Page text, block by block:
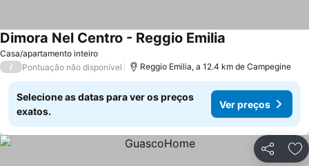
Casa/apartamento inteiro
Dimora Nel Centro - Reggio Emilia
/ Pontuação não disponível Reggio Emilia, a 12.4 km de Campegine
Selecione as datas para ver os preços
exatos.
Ver preços
Partilhar